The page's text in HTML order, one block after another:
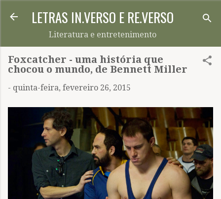
Pular para o conteúdo principal
LETRAS IN.VERSO E RE.VERSO
Literatura e entretenimento
Foxcatcher - uma história que
chocou o mundo, de Bennett Miller
- quinta-feira, fevereiro 26, 2015